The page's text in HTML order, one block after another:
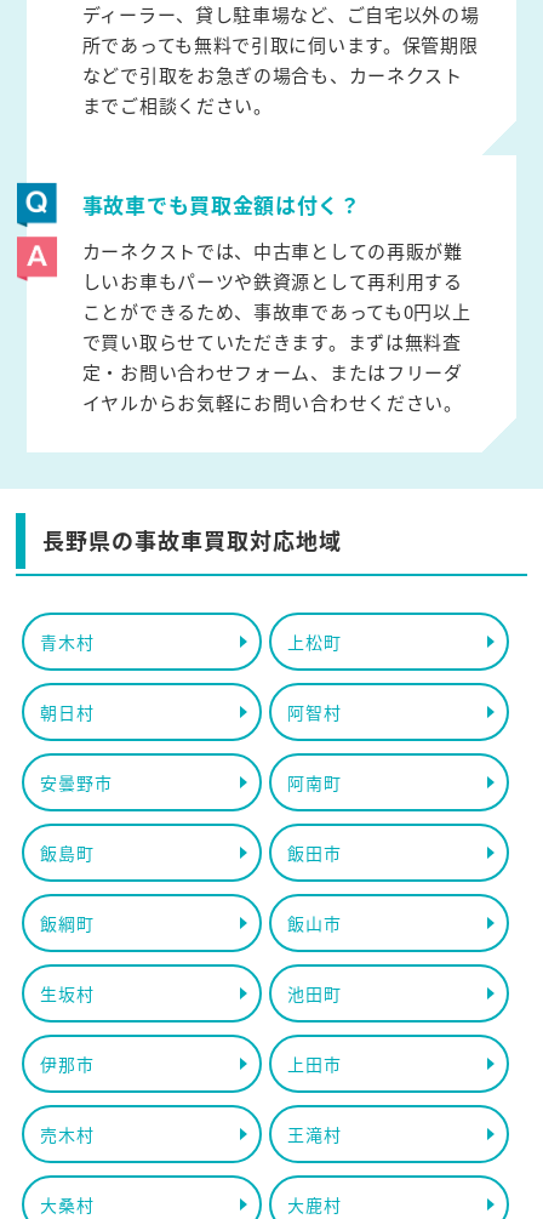
ディーラー、貸し駐車場など、ご自宅以外の場
所であっても無料で引取に伺います。保管期限
などで引取をお急ぎの場合も、カーネクスト
までご相談ください。
事故車でも買取金額は付く？
カーネクストでは、中古車としての再販が難
しいお車もパーツや鉄資源として再利用する
ことができるため、事故車であっても0円以上
で買い取らせていただきます。まずは無料査
定・お問い合わせフォーム、またはフリーダ
イヤルからお気軽にお問い合わせください。
長野県の事故車買取対応地域
青木村 上松町
朝日村 阿智村
安曇野市 阿南町
飯島町 飯田市
飯綱町 飯山市
生坂村 池田町
伊那市 上田市
売木村 王滝村
大桑村 大鹿村